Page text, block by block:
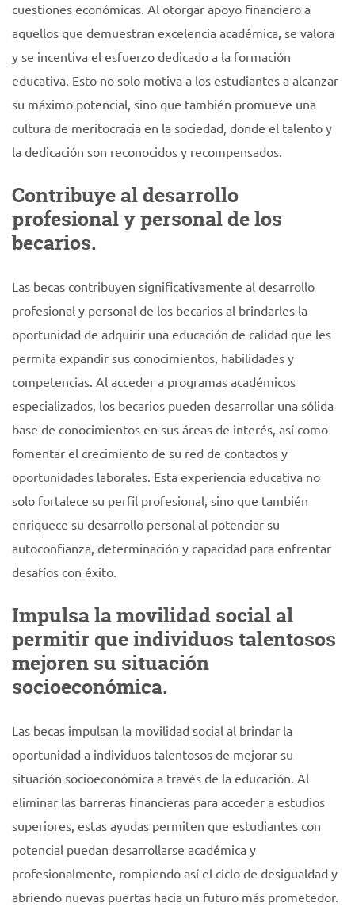
cuestiones económicas. Al otorgar apoyo financiero a
aquellos que demuestran excelencia académica, se valora
y se incentiva el esfuerzo dedicado a la formación
educativa. Esto no solo motiva a los estudiantes a alcanzar
su máximo potencial, sino que también promueve una
cultura de meritocracia en la sociedad, donde el talento y
la dedicación son reconocidos y recompensados.
Contribuye al desarrollo
profesional y personal de los
becarios.
Las becas contribuyen significativamente al desarrollo
profesional y personal de los becarios al brindarles la
oportunidad de adquirir una educación de calidad que les
permita expandir sus conocimientos, habilidades y
competencias. Al acceder a programas académicos
especializados, los becarios pueden desarrollar una sólida
base de conocimientos en sus áreas de interés, así como
fomentar el crecimiento de su red de contactos y
oportunidades laborales. Esta experiencia educativa no
solo fortalece su perfil profesional, sino que también
enriquece su desarrollo personal al potenciar su
autoconfianza, determinación y capacidad para enfrentar
desafíos con éxito.
Impulsa la movilidad social al
permitir que individuos talentosos
mejoren su situación
socioeconómica.
Las becas impulsan la movilidad social al brindar la
oportunidad a individuos talentosos de mejorar su
situación socioeconómica a través de la educación. Al
eliminar las barreras financieras para acceder a estudios
superiores, estas ayudas permiten que estudiantes con
potencial puedan desarrollarse académica y
profesionalmente, rompiendo así el ciclo de desigualdad y
abriendo nuevas puertas hacia un futuro más prometedor.